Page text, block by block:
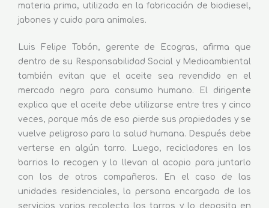
materia prima, utilizada en la fabricación de biodiesel,
jabones y cuido para animales.
Luis Felipe Tobón, gerente de Ecogras, afirma que
dentro de su Responsabilidad Social y Medioambiental
también evitan que el aceite sea revendido en el
mercado negro para consumo humano. El dirigente
explica que el aceite debe utilizarse entre tres y cinco
veces, porque más de eso pierde sus propiedades y se
vuelve peligroso para la salud humana. Después debe
verterse en algún tarro. Luego, recicladores en los
barrios lo recogen y lo llevan al acopio para juntarlo
con los de otros compañeros. En el caso de las
unidades residenciales, la persona encargada de los
servicios varios recolecta los tarros y lo deposita en